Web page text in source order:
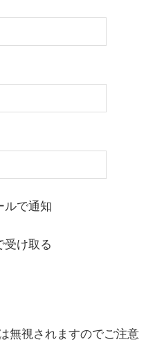
ルで通知
受け取る
無視されますのでご注意